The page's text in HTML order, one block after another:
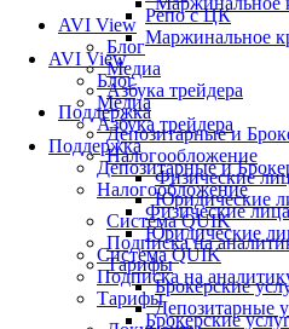
Репо с ЦК
Маржинальное
AVI View
Блог
Медиа
Азбука трейдера
Поддержка
Депозитарные и
Налогообложение
Физические лица
Юридические
Система QUIK
Подписка на
Тарифы
Брокерские
AVI View
Блог
Медиа
Азбука трейдера
Поддержка
Депозитарные и
Налогообложение
Физические
Юридические
Система QUIK
Подписка на
Тарифы
Брокерские
Депозитарные